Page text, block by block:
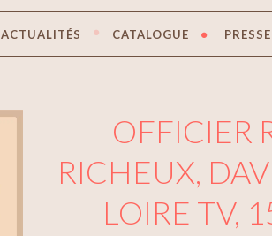
ACTUALITÉS CATALOGUE
OFFICIER
RICHEUX,
LOIRE TV,